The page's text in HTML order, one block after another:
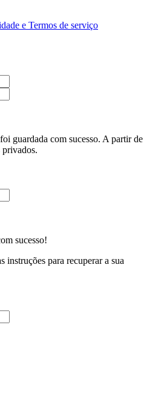
e Termos de serviço
guardada com sucesso. A partir de
privados.
sucesso!
instruções para recuperar a sua